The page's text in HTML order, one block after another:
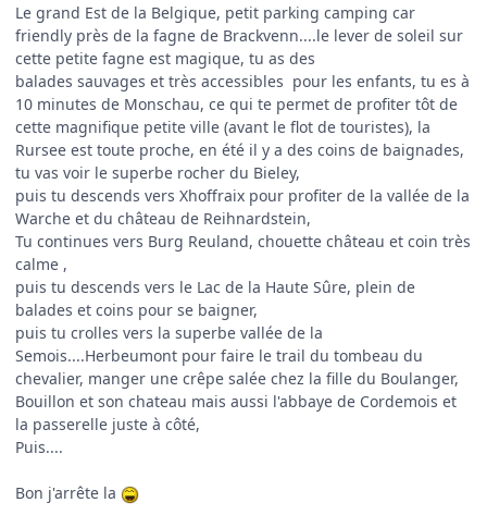
Le grand Est de la Belgique, petit parking camping car
friendly près de la fagne de Brackvenn....le lever de soleil sur
cette petite fagne est magique, tu as des
balades sauvages et très accessibles pour les enfants, tu es à
10 minutes de Monschau, ce qui te permet de profiter tôt de
cette magnifique petite ville (avant le flot de touristes), la
Rursee est toute proche, en été il y a des coins de baignades,
tu vas voir le superbe rocher du Bieley,
puis tu descends vers Xhoffraix pour profiter de la vallée de la
Warche et du château de Reihnardstein,
Tu continues vers Burg Reuland, chouette château et coin très
calme ,
puis tu descends vers le Lac de la Haute Sûre, plein de
balades et coins pour se baigner,
puis tu crolles vers la superbe vallée de la
Semois....Herbeumont pour faire le trail du tombeau du
chevalier, manger une crêpe salée chez la fille du Boulanger,
Bouillon et son chateau mais aussi l'abbaye de Cordemois et
la passerelle juste à côté,
Puis....
Bon j'arrête la